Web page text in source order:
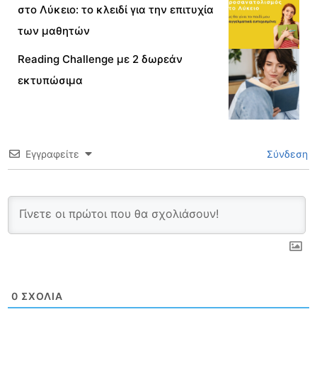
στο Λύκειο: το κλειδί για την επιτυχία
των μαθητών
Reading Challenge με 2 δωρεάν
εκτυπώσιμα
Εγγραφείτε Σύνδεση
0 ΣΧΌΛΙΑ